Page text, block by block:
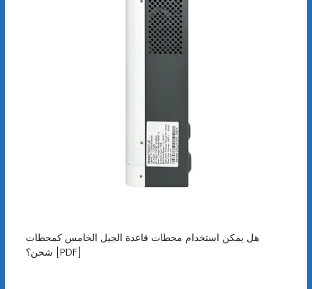
هل يمكن استخدام محطات قاعدة الجيل الخامس كمحطات
شحن؟ [PDF]